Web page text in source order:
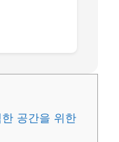
공간을 위한